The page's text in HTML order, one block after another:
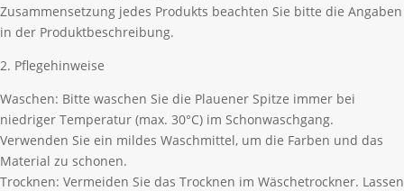
Zusammensetzung jedes Produkts beachten Sie bitte die Angaben
in der Produktbeschreibung.
2. Pflegehinweise
Waschen: Bitte waschen Sie die Plauener Spitze immer bei
niedriger Temperatur (max. 30°C) im Schonwaschgang.
Verwenden Sie ein mildes Waschmittel, um die Farben und das
Material zu schonen.
Trocknen: Vermeiden Sie das Trocknen im Wäschetrockner. Lassen